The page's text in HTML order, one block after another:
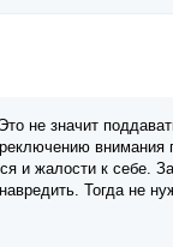
не значит
внимания
и жалости к себе.
Тогда не